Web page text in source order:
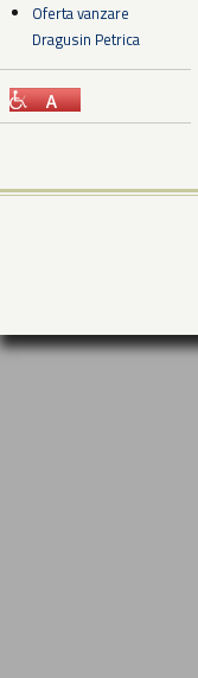
Oferta vanzare
Dragusin Petrica